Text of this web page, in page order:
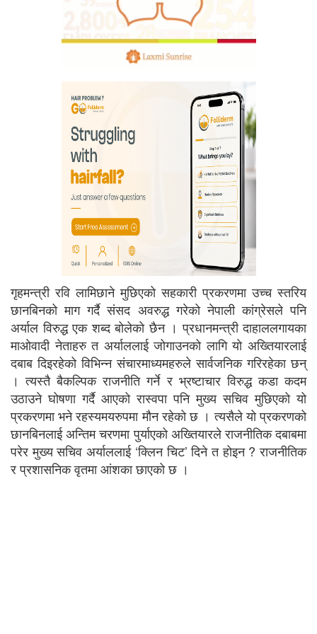
गृहमन्त्री रवि लामिछाने मुछिएको सहकारी प्रकरणमा उच्च स्तरिय
छानबिनको माग गर्दै संसद अवरुद्ध गरेको नेपाली कांग्रेसले पनि
अर्याल विरुद्ध एक शब्द बोलेको छैन । प्रधानमन्त्री दाहाललगायका
माओवादी नेताहरु त अर्याललाई जोगाउनको लागि यो अख्तियारलाई
दबाब दिइरहेको विभिन्न संचारमाध्यमहरुले सार्वजनिकगरिरहेका छन्
। त्यस्तै बैकल्पिक राजनीति गर्ने र भ्रष्टाचार विरुद्ध कडा कदम
उठाउने घोषणा गर्दै आएको रास्वपा पनि मुख्य सचिव मुछिएको यो
प्रकरणमा भने रहस्यमयरुपमा मौन रहेको छ । त्यसैले यो प्रकरणको
छानबिनलाई अन्तिम चरणमा पुर्याएको अख्तियारले राजनीतिक दबाबमा
परेर मुख्य सचिव अर्याललाई ‘क्लिन चिट’ दिने त होइन ? राजनीतिक
र प्रशासनिक वृतमा आंशका छाएको छ ।